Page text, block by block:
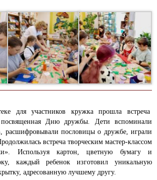
для участников кружка прошла встреча
посвященная Дню дружбы. Дети вспоминали
расшифровывали пословицы о дружбе, играли
встреча творческим мастер-классом
Используя картон, цветную бумагу и
каждый ребенок изготовил уникальную
адресованную лучшему другу.